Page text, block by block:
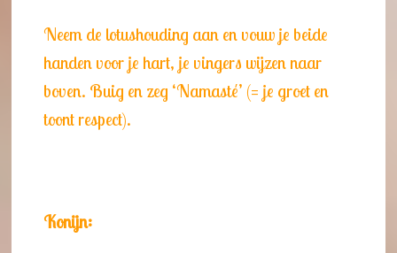
Neem de lotushouding aan en vouw je beide
handen voor je hart, je vingers wijzen naar
boven. Buig en zeg ‘Namasté’ (= je groet en
toont respect).
Konijn: